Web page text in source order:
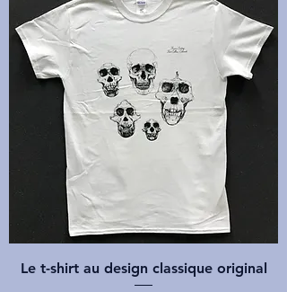
Le t-shirt au design classique original